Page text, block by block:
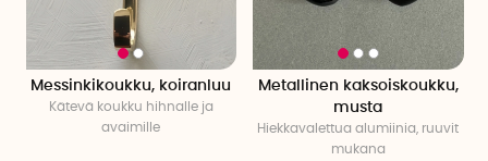
Messinkikoukku, koiranluu
Kätevä koukku hihnalle ja
avaimille
Metallinen kaksoiskoukku,
musta
Hiekkavalettua alumiinia, ruuvit
mukana